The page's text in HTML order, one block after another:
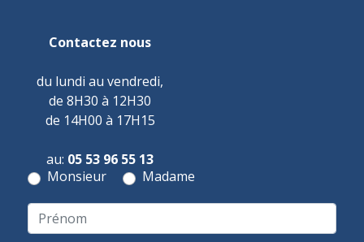
Contactez nous
du lundi au vendredi,
de 8H30 à 12H30
de 14H00 à 17H15
au: 05 53 96 55 13
Monsieur
Madame